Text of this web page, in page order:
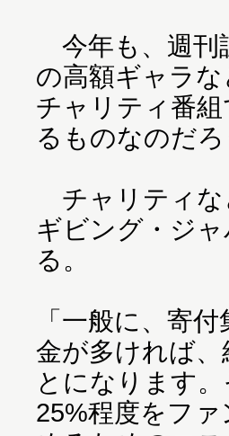
今年も、週刊
の高額ギャラ
チャリティ番
るものなのだろ
チャリティな
ギビング・ジ
る。
「一般に、寄
金が多ければ
とになります
25%程度をフ